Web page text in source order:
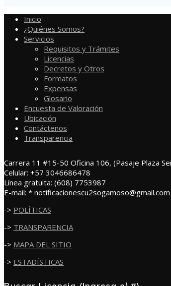
Inicio
¿Quiénes Somos?
Servicios
Requisitos y Trámites
Licencias
Decretos y Otros
Formatos
Expensas
Glosario
Encuesta de Valoración
Ubicación
Contáctenos
Transparencia
Carrera 11 #15-50 Oficina 106, (Pasaje Plaza
Celular: +57 3046686478
Línea gratuita: (608) 7753987
E-mail: *
-> POLÍTICAS
-> TRANSPARENCIA
-> MAPA DEL SITIO
-> ESTADÍSTICAS